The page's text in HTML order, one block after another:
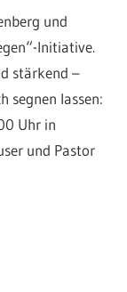
und
Initiative.
stärkend –
segnen lassen:
Uhr in
und Pastor